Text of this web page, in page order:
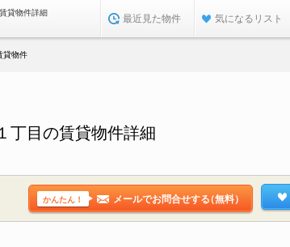
貸物件詳細
最近見た物件 気になるリスト
貸物件
丁目の賃貸物件詳細
かんたん！ メールでお問合せする（無料）